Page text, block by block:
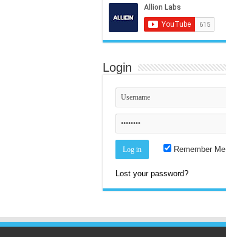
Login
Remember Me
Lost your password?